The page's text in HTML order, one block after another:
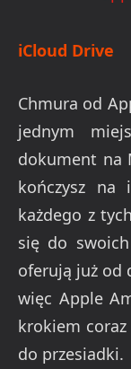
iCloud Drive
Chmura od
jednym
dokument na
kończysz na
każdego z
się do
oferują już od
więc Apple
krokiem
do przesiadki.